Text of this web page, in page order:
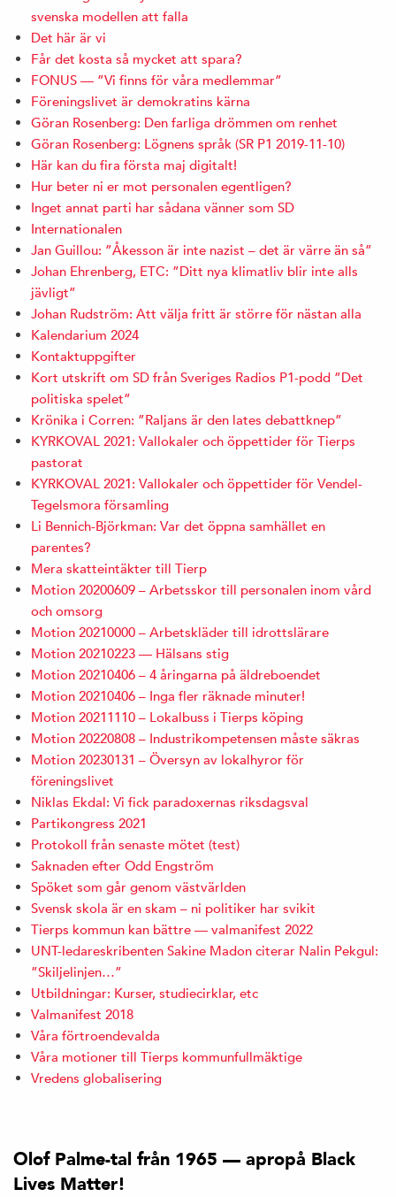
svenska modellen att falla
Det här är vi
Får det kosta så mycket att spara?
FONUS — ”Vi finns för våra medlemmar”
Föreningslivet är demokratins kärna
Göran Rosenberg: Den farliga drömmen om renhet
Göran Rosenberg: Lögnens språk (SR P1 2019-11-10)
Här kan du fira första maj digitalt!
Hur beter ni er mot personalen egentligen?
Inget annat parti har sådana vänner som SD
Internationalen
Jan Guillou: ”Åkesson är inte nazist – det är värre än så”
Johan Ehrenberg, ETC: ”Ditt nya klimatliv blir inte alls
jävligt”
Johan Rudström: Att välja fritt är större för nästan alla
Kalendarium 2024
Kontaktuppgifter
Kort utskrift om SD från Sveriges Radios P1-podd ”Det
politiska spelet”
Krönika i Corren: ”Raljans är den lates debattknep”
KYRKOVAL 2021: Vallokaler och öppettider för Tierps
pastorat
KYRKOVAL 2021: Vallokaler och öppettider för Vendel-
Tegelsmora församling
Li Bennich-Björkman: Var det öppna samhället en
parentes?
Mera skatteintäkter till Tierp
Motion 20200609 – Arbetsskor till personalen inom vård
och omsorg
Motion 20210000 – Arbetskläder till idrottslärare
Motion 20210223 — Hälsans stig
Motion 20210406 – 4 åringarna på äldreboendet
Motion 20210406 – Inga fler räknade minuter!
Motion 20211110 – Lokalbuss i Tierps köping
Motion 20220808 – Industrikompetensen måste säkras
Motion 20230131 – Översyn av lokalhyror för
föreningslivet
Niklas Ekdal: Vi fick paradoxernas riksdagsval
Partikongress 2021
Protokoll från senaste mötet (test)
Saknaden efter Odd Engström
Spöket som går genom västvärlden
Svensk skola är en skam – ni politiker har svikit
Tierps kommun kan bättre — valmanifest 2022
UNT-ledareskribenten Sakine Madon citerar Nalin Pekgul:
”Skiljelinjen…”
Utbildningar: Kurser, studiecirklar, etc
Valmanifest 2018
Våra förtroendevalda
Våra motioner till Tierps kommunfullmäktige
Vredens globalisering
Olof Palme-tal från 1965 — apropå Black
Lives Matter!